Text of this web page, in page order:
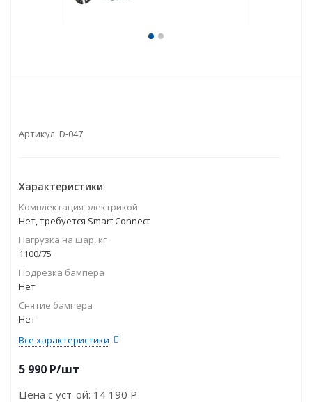
Артикул: D-047
Характеристики
Комплектация электрикой
Нет, требуется Smart Connect
Нагрузка на шар, кг
1100/75
Подрезка бампера
Нет
Снятие бампера
Нет
Все характеристики
5 990 P/шт
Цена с уст-ой: 14 190 P